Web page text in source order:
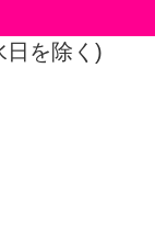
日を除く)